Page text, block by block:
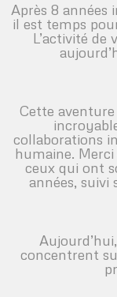
Après 8 années
il est temps
L’activité de
Cette
collaborations
humaine.
ceux qui ont
années, suivi
concentrent